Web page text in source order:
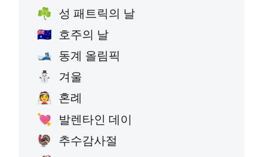
☘️ 성 패트릭의 날
🇦🇺 호주의 날
🎿 동계 올림픽
⛄ 겨울
👰 혼례
💘 발렌타인 데이
🦃 추수감사절